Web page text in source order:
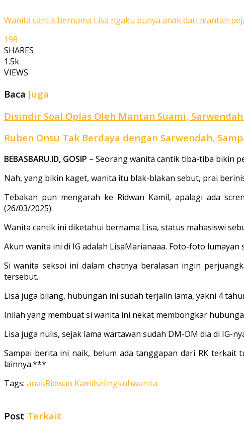
Wanita cantik bernama Lisa ngaku punya anak dari mantan
198
SHARES
1.5k
VIEWS
Baca Juga
Disindir Soal Oplas Oleh Mantan Suami,
Ruben Onsu Tak Berdaya dengan Sarwendah,
BEBASBARU.ID, GOSIP – Seorang wanita cantik tiba-tiba bikin
Nah, yang bikin kaget, wanita itu blak-blakan sebut, prai
Tebakan pun mengarah ke Ridwan Kamil, apalagi ada
(26/03/2025).
Wanita cantik ini diketahui bernama Lisa, status mahasiswi
Akun wanita ini di IG adalah LisaMarianaaa. Foto-foto
Si wanita seksoi ini dalam chatnya beralasan ingin
tersebut.
Lisa juga bilang, hubungan ini sudah terjalin lama, yakni 4
Inilah yang membuat si wanita ini nekat membongkar
Lisa juga nulis, sejak lama wartawan sudah DM-DM dia di IG-
Sampai berita ini naik, belum ada tanggapan dari RK terkait
lainnya.***
Tags: anakRidwan Kamilselingkuhwanita
Post Terkait